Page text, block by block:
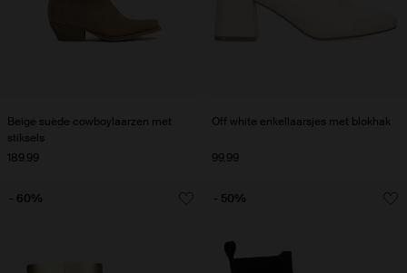
Beige suède cowboylaarzen met
stiksels
189.99
Off white enkellaarsjes met blokhak
99.99
- 60% - 50%